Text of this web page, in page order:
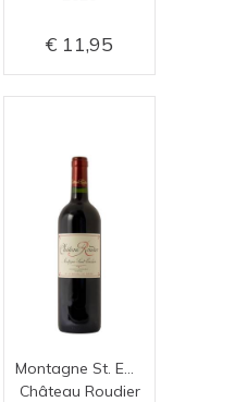
11,95
Château Roudier